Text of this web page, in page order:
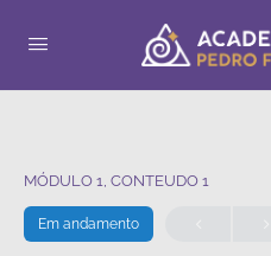
MÓDULO 1, CONTEUDO 1
Em andamento